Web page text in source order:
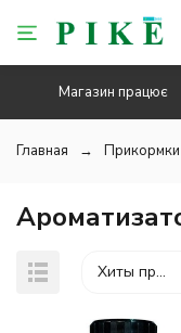
Магазин працює
Главная Прикормки
Хиты продаж